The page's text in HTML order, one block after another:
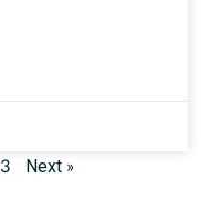
3 Next »